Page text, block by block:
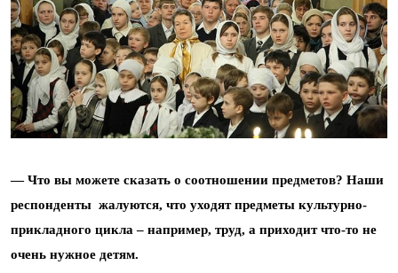
— Что вы можете сказать о соотношении предметов? Наши
респонденты жалуются, что уходят предметы культурно-
прикладного цикла – например, труд, а приходит что-то не
очень нужное детям.